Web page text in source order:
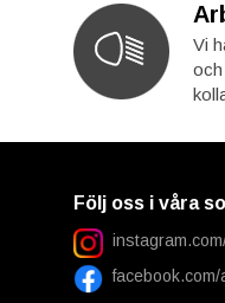
Vi
och
Följ oss i våra